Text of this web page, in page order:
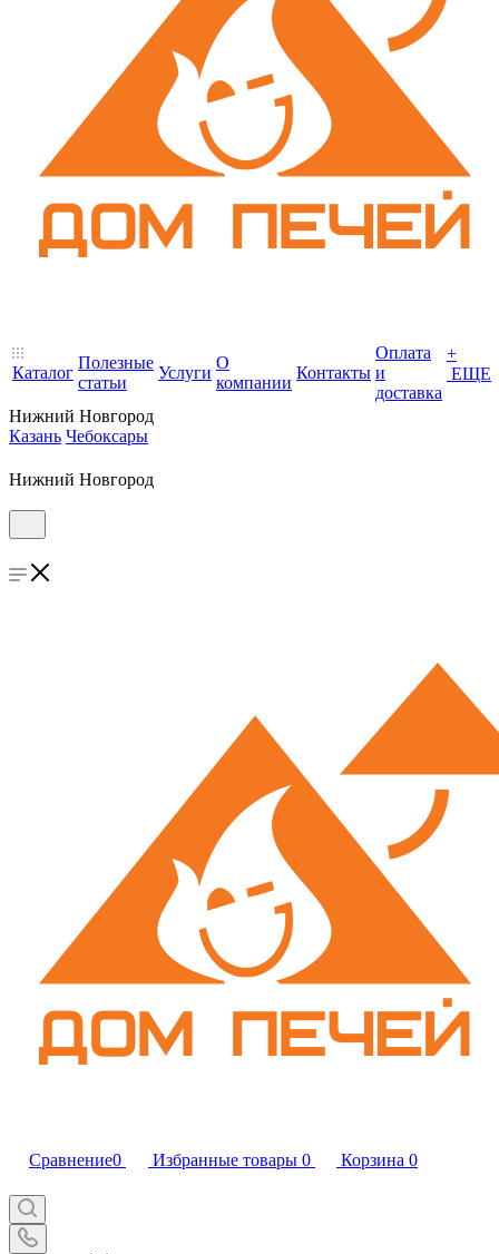
Каталог
Полезные
статьи
Услуги
О
компании
Контакты
Оплата
и
доставка
+
ЕЩЕ
Нижний Новгород
Казань Чебоксары
Нижний Новгород
Сравнение0 Избранные товары 0 Корзина 0